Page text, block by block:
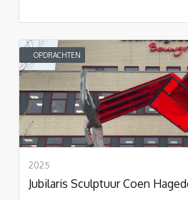
OPDRACHTEN
2025
Jubilaris Sculptuur Coen